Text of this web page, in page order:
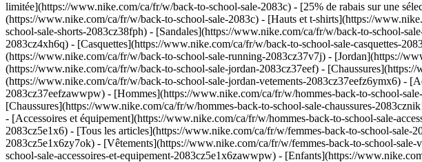
limitée](https://www.nike.com/ca/fr/w/back-to-school-sale-2083c) - [25% de rabais sur une
(https://www.nike.com/ca/fr/w/back-to-school-sale-2083c) - [Hauts et t-shirts](https://
school-sale-shorts-2083cz38fph) - [Sandales](https://www.nike.com/ca/fr/w/back-to-school-
2083cz4xh6q) - [Casquettes](https://www.nike.com/ca/fr/w/back-to-school-sale-casquettes-
(https://www.nike.com/ca/fr/w/back-to-school-sale-running-2083cz37v7j) - [Jordan](https://
(https://www.nike.com/ca/fr/w/back-to-school-sale-jordan-2083cz37eef) -
(https://www.nike.com/ca/fr/w/back-to-school-sale-jordan-vetements-2083cz37eefz6ymx6) -
2083cz37eefzawwpw) - [Hommes](https://www.nike.com/ca/fr/w/hommes-back-to-school-
[Chaussures](https://www.nike.com/ca/fr/w/hommes-back-to-school-sale-chaussures-
- [Accessoires et équipement](https://www.nike.com/ca/fr/w/hommes-back-to-school-sale-
2083cz5e1x6) - [Tous les articles](https://www.nike.com/ca/fr/w/femmes-back-to-school-
2083cz5e1x6zy7ok) - [Vêtements](https://www.nike.com/ca/fr/w/femmes-back-to-school-
school-sale-accessoires-et-equipement-2083cz5e1x6zawwpw) - [Enfants](https://www.nike.com/ca/fr/w/kids-back-to-school-sale-2083czv4dh) - [Tous les articles](https://www.nike.com/ca/fr/w/kids-back-to-school-sale-2083czv4dh) - [Chaussures](https://www.nike.com/ca/fr/w/kids-back-to-school-sale-chaussures-2083czv4dhzy7ok) - [Vêtements](https://www.nike.com/ca/fr/w/kids-back-to-school-sale-vetements-2083cz6ymx6zv4dh) - [Accessoires et équipement](https://www.nike.com/ca/fr/w/kids-back-to-school-sale-accessoires-et-equipement-2083czawwpwzv4dh) Cancel Annuler Recherches populaires [](https://www.nike.com/ca/fr/favorites "Favoris")[](https://www.nike.com/ca/fr/cart "Articles du panier: 0") # Les cinq bienfaits du rameur selon les experts ##### Sport et activité Tu cherches un nouvel d'entraînement ? Voici quelques raisons pour te donner envie d'essayer le rameur. Dernière mise à jour : 13 mai 2026 7 min. de lecture ![](https://static.nike.com/a/images/f_auto/dpr_1.0,cs_srgb/h_2432,c_limit/8cc0eacf-7edd-4f1c-9d1a-57a85e4d26a9/les-cinq-bienfaits-du-rameur-selon-les-experts.jpg) Quand tu vas à la salle pour transpirer, as-tu l'impression de toujours utiliser le même équipement et les mêmes machines ? On a tous et toutes des préférences, mais si tu n'as pas encore testé le rameur, c'est le bon moment ! Amanda Painter Diver, kiné, coach rameur et fondatrice de The Rowing Doc, affirme que le rameur est un exercice fantastique, mais que ce n'est pas un mouvement naturel du quotidien. « Si tu commences en douceur et que tu t'entraînes d'abord à apprendre le mouvement, tu progresseras encore plus ». La première étape consiste à acquérir la bonne posture, non seulement pour maîtriser la machine, mais aussi pour éviter les blessures potentielles. Pour commencer, découvre les raisons avancées par les experts et qui pourraient te donner envie d'essayer le rameur, pour varier ta routine d'entraînement et profiter au passage de ses bienfaits pour la santé. Si tu débutes, la première étape consiste à apprendre la bonne posture, non seulement pour maîtriser la machine, mais également pour éviter quelques difficultés. Pour commencer, découvre les raisons avancées par les experts et qui pourraient te donner